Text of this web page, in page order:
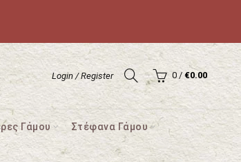
Login / Register 0 / €0.00
Γάμου Στέφανα Γάμου